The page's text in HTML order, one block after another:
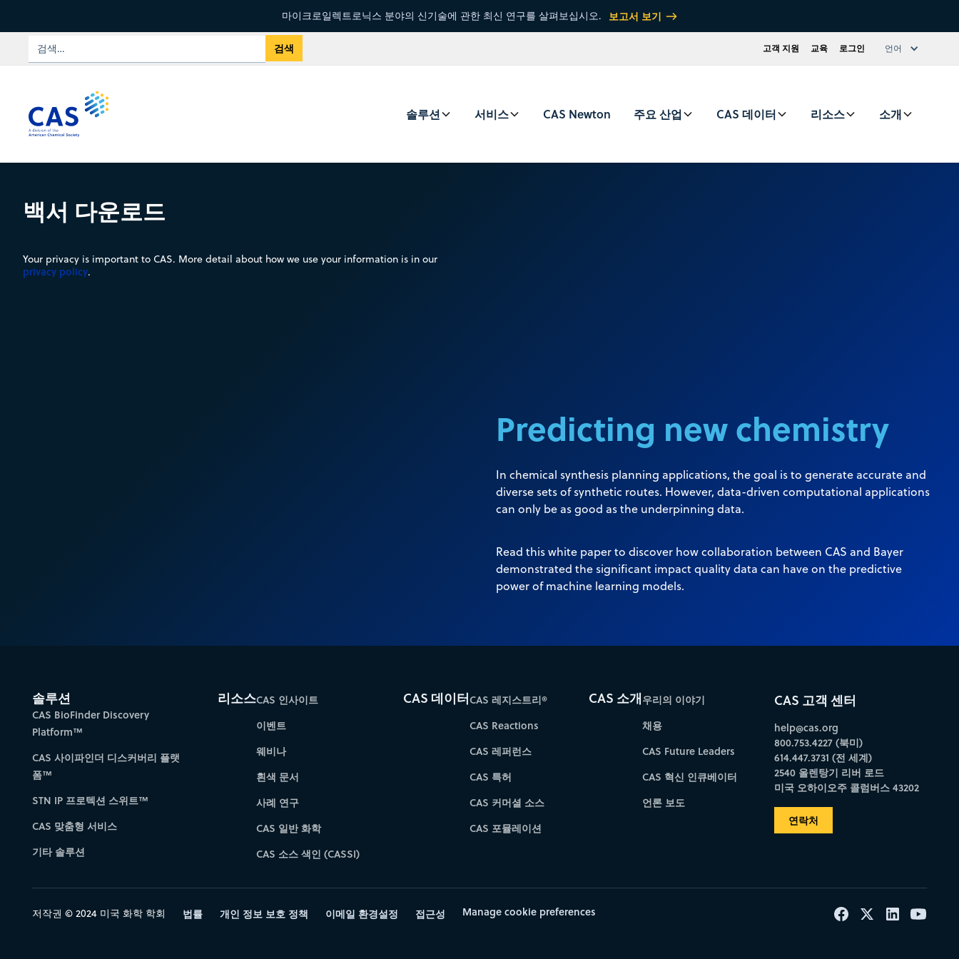
마이크로일렉트로닉스 분야의 신기술에 관한 최신 연구를 살펴보십시오. 보고서 보기
고객 지원 교육 로그인 언어
솔루션 서비스 CAS Newton 주요 산업 CAS 데이터 리소스 소개
백서 다운로드
Your privacy is important to CAS. More detail about how we use your information is in our
privacy policy.
Predicting new chemistry
In chemical synthesis planning applications, the goal is to generate accurate and
diverse sets of synthetic routes. However, data-driven computational applications
can only be as good as the underpinning data.
Read this white paper to discover how collaboration between CAS and Bayer
demonstrated the significant impact quality data can have on the predictive
power of machine learning models.
솔루션
CAS BioFinder Discovery
Platform™
CAS 사이파인더 디스커버리 플랫
폼™
STN IP 프로텍션 스위트™
CAS 맞춤형 서비스
기타 솔루션
리소스CAS 인사이트
이벤트
웨비나
흰색 문서
사례 연구
CAS 일반 화학
CAS 소스 색인 (CASSI)
CAS 데이터CAS 레지스트리®
CAS Reactions
CAS 레퍼런스
CAS 특허
CAS 커머셜 소스
CAS 포뮬레이션
CAS 소개우리의 이야기
채용
CAS Future Leaders
CAS 혁신 인큐베이터
언론 보도
CAS 고객 센터
help@cas.org
800.753.4227 (북미)
614.447.3731 (전 세계)
2540 올렌탕기 리버 로드
미국 오하이오주 콜럼버스 43202
연락처
저작권 © 2024 미국 화학 학회 법률 개인 정보 보호 정책 이메일 환경설정 접근성 Manage cookie preferences